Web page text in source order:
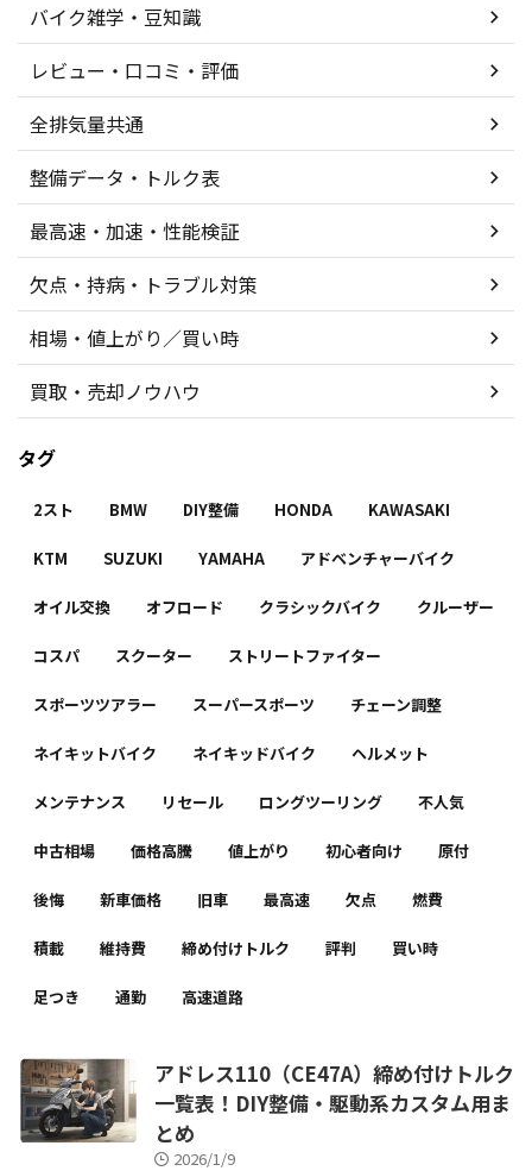
バイク雑学・豆知識
レビュー・口コミ・評価
全排気量共通
整備データ・トルク表
最高速・加速・性能検証
欠点・持病・トラブル対策
相場・値上がり／買い時
買取・売却ノウハウ
タグ
2スト BMW DIY整備 HONDA KAWASAKI
KTM SUZUKI YAMAHA アドベンチャーバイク
オイル交換 オフロード クラシックバイク クルーザー
コスパ スクーター ストリートファイター
スポーツツアラー スーパースポーツ チェーン調整
ネイキットバイク ネイキッドバイク ヘルメット
メンテナンス リセール ロングツーリング 不人気
中古相場 価格高騰 値上がり 初心者向け 原付
後悔 新車価格 旧車 最高速 欠点 燃費
積載 維持費 締め付けトルク 評判 買い時
足つき 通勤 高速道路
アドレス110（CE47A）締め付けトルク
一覧表！DIY整備・駆動系カスタム用ま
とめ
2026/1/9